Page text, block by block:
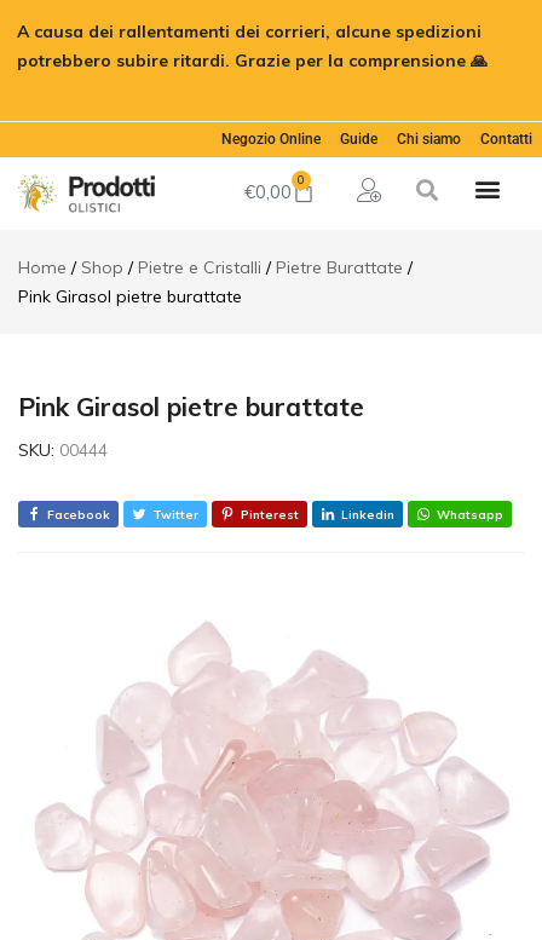
A causa dei rallentamenti dei corrieri, alcune spedizioni
potrebbero subire ritardi. Grazie per la comprensione 🙏
Negozio Online Guide Chi siamo Contatti
€0,00 0
Home Shop Pietre e Cristalli
Pietre Burattate
Pink Girasol pietre burattate
Pink Girasol pietre burattate
SKU: 00444
Facebook Twitter Pinterest Linkedin Whatsapp
Pink
Girasol
pietre
Recensioni
€ 3,50